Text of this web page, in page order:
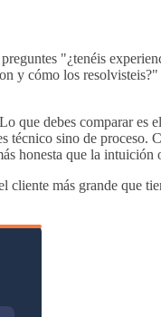
"¿tenéis
y cómo los
que debes comparar
sino de
honesta que la intuición
más grande que